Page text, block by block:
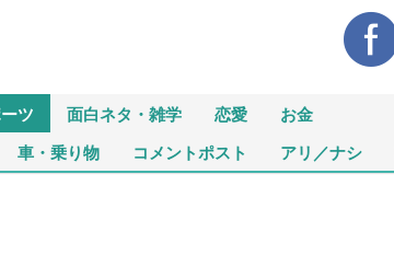
ツ 面白ネタ・雑学 恋愛 お金
車・乗り物 コメントポスト アリ／ナシ